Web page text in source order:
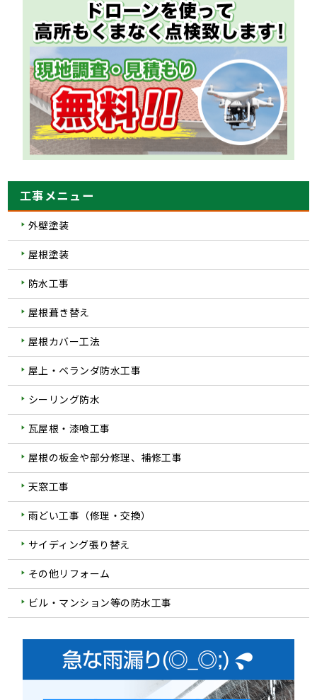
工事メニュー
外壁塗装
屋根塗装
防水工事
屋根葺き替え
屋根カバー工法
屋上・ベランダ防水工事
シーリング防水
瓦屋根・漆喰工事
屋根の板金や部分修理、補修工事
天窓工事
雨どい工事（修理・交換）
サイディング張り替え
その他リフォーム
ビル・マンション等の防水工事